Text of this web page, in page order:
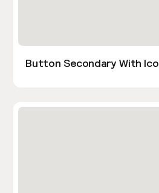
Button Secondary With